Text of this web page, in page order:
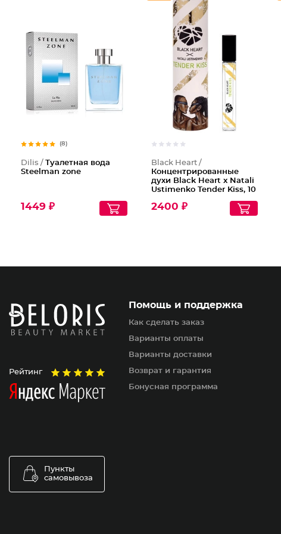
(8)
Dilis / Туалетная вода
Steelman zone
1449 ₽
Black Heart /
Концентрированные
духи Black Heart x Natali
Ustimenko Tender Kiss, 10
2400 ₽
Рейтинг
Пункты
самовывоза
Помощь и поддержка
Как сделать заказ
Варианты оплаты
Варианты доставки
Возврат и гарантия
Бонусная программа